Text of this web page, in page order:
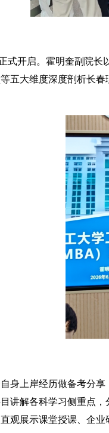
正式开启。霍明奎副院
五大维度深度剖析长
身上岸经历做备考分
讲解各科学习侧重点
观展示课堂授课、企